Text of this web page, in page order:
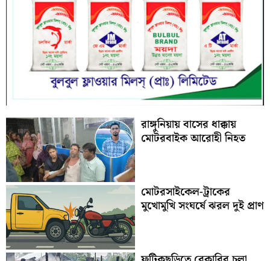
রাঙ্গুনিয়ায় বাসের ধাক্কায়
মোটরবাইক আরোহী নিহত
মোটরসাইকেল-ট্রাকের
মুখোমুখি সংঘর্ষে ঝরল দুই প্রাণ